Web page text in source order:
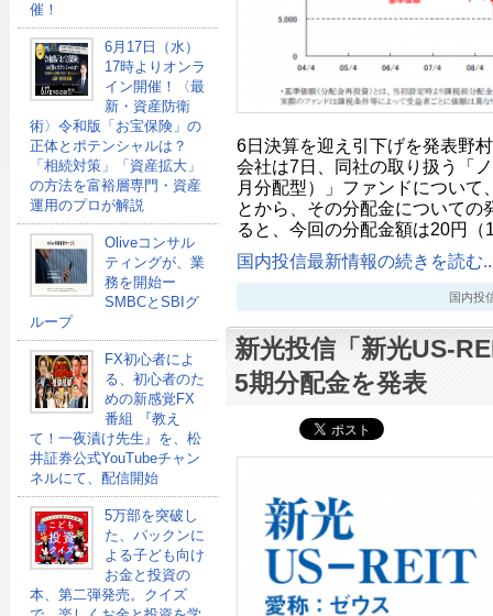
催！
6月17日（水）
17時よりオンラ
イン開催！〈最
新・資産防衛
術〉令和版「お宝保険」の
正体とポテンシャルは？
「相続対策」「資産拡大」
の方法を富裕層専門・資産
運用のプロが解説
Oliveコンサル
ティングが、業
務を開始ー
SMBCとSBIグ
ループ
FX初心者によ
る、初心者のた
めの新感覚FX
番組 『教え
て！一夜漬け先生』を、松
井証券公式YouTubeチャン
ネルにて、配信開始
5万部を突破し
た、パックンに
よる子ども向け
お金と投資の
本、第二弾発売。クイズ
6日決算を迎え引下げを発表野
会社は7日、同社の取り扱う「
月分配型）」ファンドについて
とから、その分配金についての
ると、今回の分配金額は20円
国内投信最新情報の続きを読む
国内投
新光投信「新光US-
5期分配金を発表